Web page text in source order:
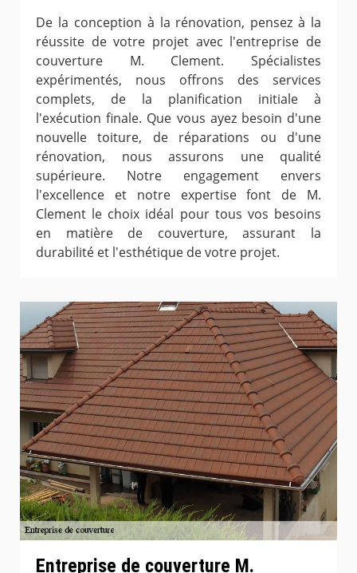
De la conception à la rénovation, pensez à la
réussite de votre projet avec l'entreprise de
couverture M. Clement. Spécialistes
expérimentés, nous offrons des services
complets, de la planification initiale à
l'exécution finale. Que vous ayez besoin d'une
nouvelle toiture, de réparations ou d'une
rénovation, nous assurons une qualité
supérieure. Notre engagement envers
l'excellence et notre expertise font de M.
Clement le choix idéal pour tous vos besoins
en matière de couverture, assurant la
durabilité et l'esthétique de votre projet.
Entreprise de couverture M.